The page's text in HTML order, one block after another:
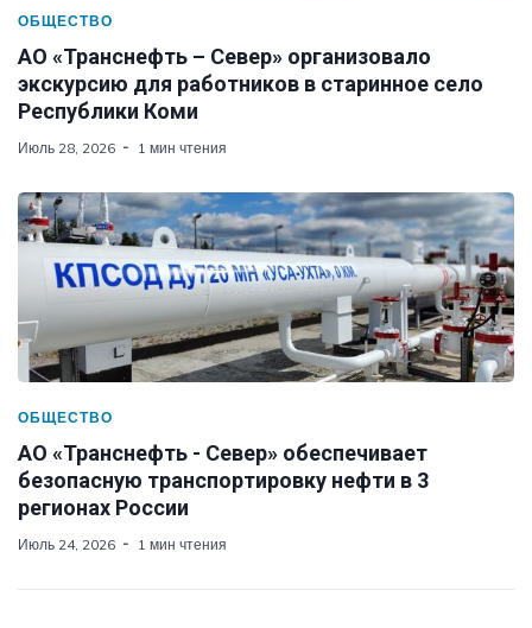
ОБЩЕСТВО
АО «Транснефть – Север» организовало
экскурсию для работников в старинное село
Республики Коми
Июль 28, 2026 1 мин чтения
ОБЩЕСТВО
АО «Транснефть - Север» обеспечивает
безопасную транспортировку нефти в 3
регионах России
Июль 24, 2026 1 мин чтения